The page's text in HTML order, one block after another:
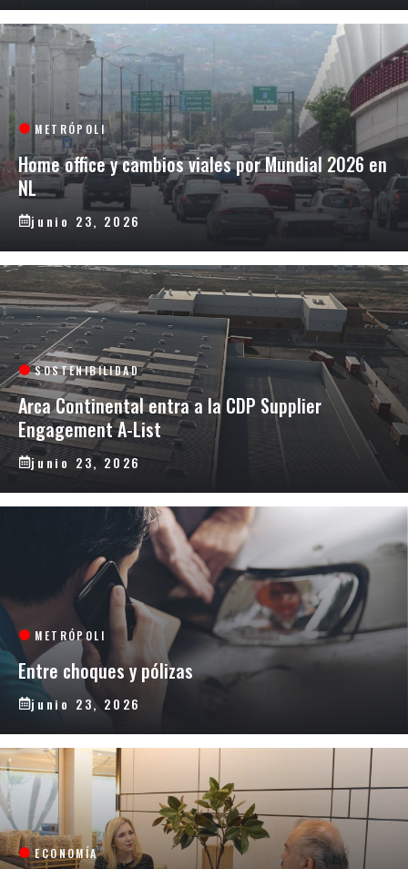
METRÓPOLI
Home office y cambios viales por Mundial 2026 en
NL
junio 23, 2026
SOSTENIBILIDAD
Arca Continental entra a la CDP Supplier
Engagement A-List
junio 23, 2026
METRÓPOLI
Entre choques y pólizas
junio 23, 2026
ECONOMÍA